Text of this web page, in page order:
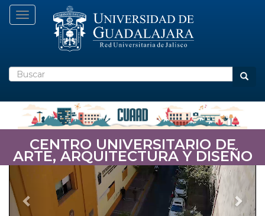
Pasar
Toggle navigation
Buscar
CENTRO UNIVERSITARIO DE
ARTE, ARQUITECTURA Y DISEÑO
Previous Next